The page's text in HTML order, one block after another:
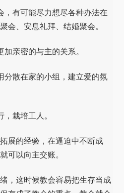
，有可能尽力想尽各种办法在
会、安息礼拜、结婚聚会。
亲密的与主的关系。
分散在家的小组，建立爱的氛
栽培工人。
展的经验，在逼迫中不断成
可以向主交账。
，这时候教会容易把生存当成